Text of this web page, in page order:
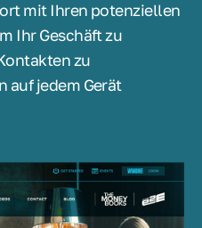
mit Ihren potenziellen
Ihr Geschäft zu
zu
auf jedem Gerät